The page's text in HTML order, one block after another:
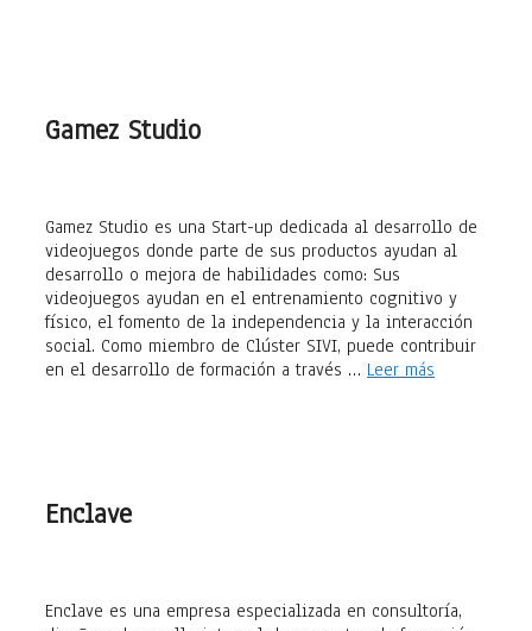
Gamez Studio
Gamez Studio es una Start-up dedicada al desarrollo de
videojuegos donde parte de sus productos ayudan al
desarrollo o mejora de habilidades como: Sus
videojuegos ayudan en el entrenamiento cognitivo y
físico, el fomento de la independencia y la interacción
social. Como miembro de Clúster SIVI, puede contribuir
en el desarrollo de formación a través … Leer más
Enclave
Enclave es una empresa especializada en consultoría,